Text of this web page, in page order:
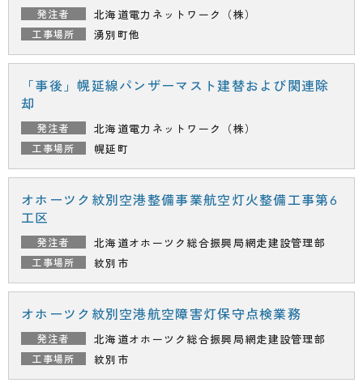
北海道電力ネットワーク（株）
湧別町他
北海道電力ネットワーク（株）
「事後」幌延線パンザーマスト建替および関連除
却
幌延町
北海道オホーツク総合振興局網走建設管理部
オホーツク紋別空港整備事業航空灯火整備工事第6
工区
紋別市
北海道オホーツク総合振興局網走建設管理部
オホーツク紋別空港航空障害灯保守点検業務
紋別市